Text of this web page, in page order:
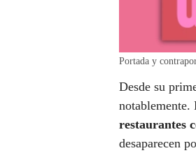
Portada y
Desde su
notablemente.
restaurantes
desaparecen